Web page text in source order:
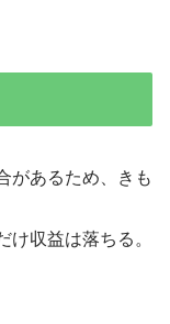
があるため、きも
け収益は落ちる。